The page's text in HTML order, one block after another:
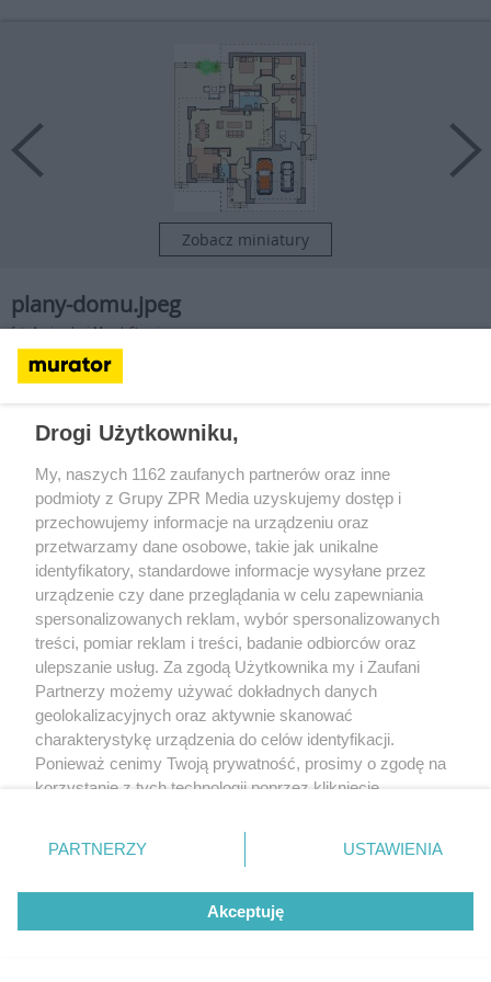
Zobacz miniatury
plany-domu.jpeg
fot. Agnieszka i Marek Sterniccy
Parter, powierzchnia użytkowa 109,8 m
Drogi Użytkowniku,
My, naszych 1162 zaufanych partnerów oraz inne
podmioty z Grupy ZPR Media uzyskujemy dostęp i
przechowujemy informacje na urządzeniu oraz
przetwarzamy dane osobowe, takie jak unikalne
identyfikatory, standardowe informacje wysyłane przez
urządzenie czy dane przeglądania w celu zapewniania
spersonalizowanych reklam, wybór spersonalizowanych
treści, pomiar reklam i treści, badanie odbiorców oraz
ulepszanie usług. Za zgodą Użytkownika my i Zaufani
Partnerzy możemy używać dokładnych danych
geolokalizacyjnych oraz aktywnie skanować
charakterystykę urządzenia do celów identyfikacji.
Ponieważ cenimy Twoją prywatność, prosimy o zgodę na
korzystanie z tych technologii poprzez kliknięcie
zmienić/wycofać klikając przycisk ustawień prywatności
znajdujący się w lewym dolnym rogu strony
rodzaje przetwarzania danych nie wymagają zgody
użytkownika, ale masz prawo sprzeciwić się takiemu
przetwarzaniu. Preferencje będą miały zastosowanie tylko
PARTNERZY USTAWIENIA
Akceptuję